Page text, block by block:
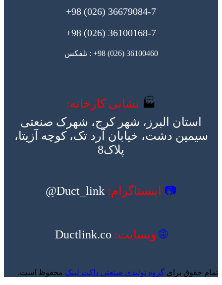
36679084-7 (026) 98+
36100168-7 (026) 98+
36100460 (026) 98+ : تلفکس
🏭 نشانی کارخانه:
استان البرز، شهر کرج، شهرک صنعتی
سیمین دشت، خیابان آرد تک، کوچه آزیتا،
پلاک8
📷 اینستاگرام:
🌐 وبسایت:
تمام حقوق برای گروه تولیدی صنعتی داکت لینک محفوظ است.